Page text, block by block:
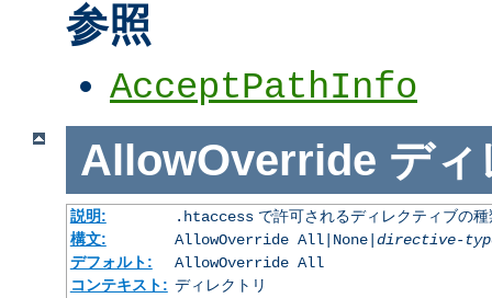
参照
AcceptPathInfo
AllowOverride ディ
説明: .htaccessで許可されるディレクティブの種
構文:
AllowOverride All|None| directive-
デフォルト:
AllowOverride All
コンテキスト: ディレクトリ